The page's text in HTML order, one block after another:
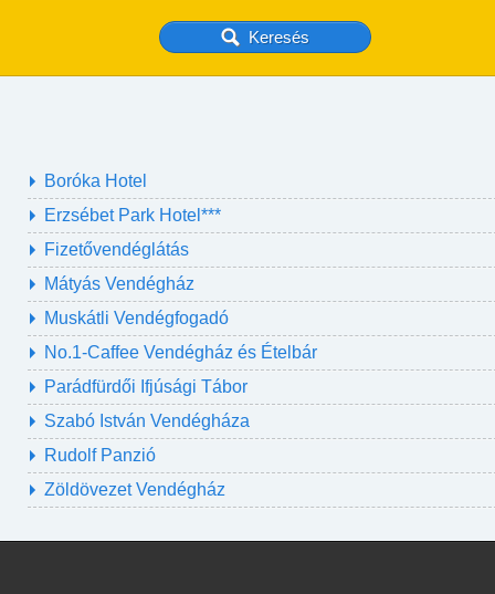
Boróka Hotel
Erzsébet Park Hotel***
Fizetővendéglátás
Mátyás Vendégház
Muskátli Vendégfogadó
No.1-Caffee Vendégház és Ételbár
Parádfürdői Ifjúsági Tábor
Szabó István Vendégháza
Rudolf Panzió
Zöldövezet Vendégház